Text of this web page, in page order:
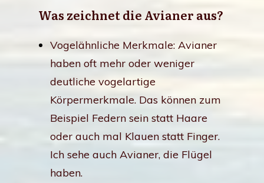
Was zeichnet die Avianer aus?
Vogelähnliche Merkmale: Avianer
haben oft mehr oder weniger
deutliche vogelartige
Körpermerkmale. Das können zum
Beispiel Federn sein statt Haare
oder auch mal Klauen statt Finger.
Ich sehe auch Avianer, die Flügel
haben.